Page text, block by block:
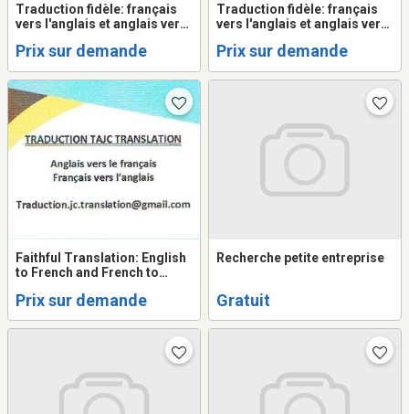
Traduction fidèle: français
vers l'anglais et anglais vers
Prix sur demande
Traduction fidèle: français
vers l'anglais et anglais vers
Prix sur demande
Faithful Translation: English
to French and French to
Prix sur demande
Recherche petite entreprise
Gratuit